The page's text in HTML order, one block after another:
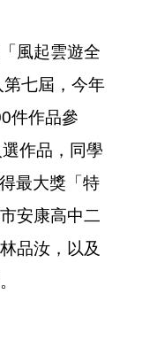
風起雲遊全
七屆，今年
件作品參
作品，同學
最大獎「特
安康高中二
品汝，以及